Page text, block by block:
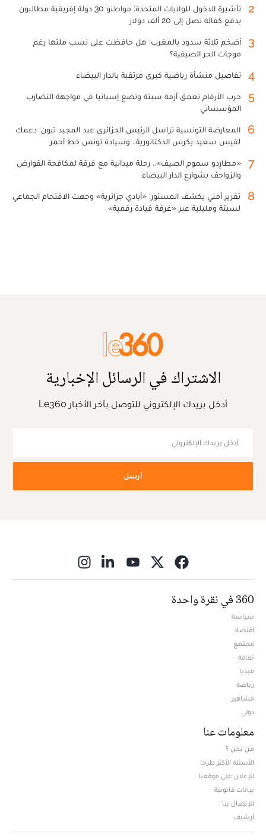
2
تأشيرة الدخول للولايات المتحدة: مواطنو 30 دولة إفريقية مطالبون
بدفع كفالة تصل إلى 20 ألف دولار
3
أضخم ثلاثة سدود بالمغرب: هل حافظت على نسب ملئها رغم
موجات الحر الصيفية؟
4 تفاصيل منشأة رياضية كبرى مرتقبة بالدار البيضاء
5
حرب الأرقام تعمق أزمة سبتة وتضع إسبانيا في مواجهة التضارب
المؤسساتي
6
المعارضة التونسية تراسل الرئيس الجزائري عبد المجيد تبون: دعمك
لقيس سعيد يكرس الدكتاتورية.. وسيادة تونس خط أحمر
7
«مطارِدو سموم الصيف».. رحلة ميدانية مع فرقة لمكافحة القوارض
والزواحف بشوارع الدار البيضاء
8
تقرير أمني يكشف المستور: «أيادي جزائرية» وجهت الاقتحام الجماعي
لسبتة ومليلية عبر «غرفة قيادة رقمية»
الاشتراك في الرسائل الإخبارية
أدخل بريدك الإلكتروني للتوصل بآخر الأخبار Le360
أرسل
360 في نقرة واحدة
سياسة
اقتصاد
مجتمع
ثقافة
ميديا
رياضة
مشاهير
دولي
معلومات عنا
من نحن ؟
الأسئلة الأكثر طرحا
للإعلان على موقعنا
بيانات قانونية
للإتصال بنا
أرشيف